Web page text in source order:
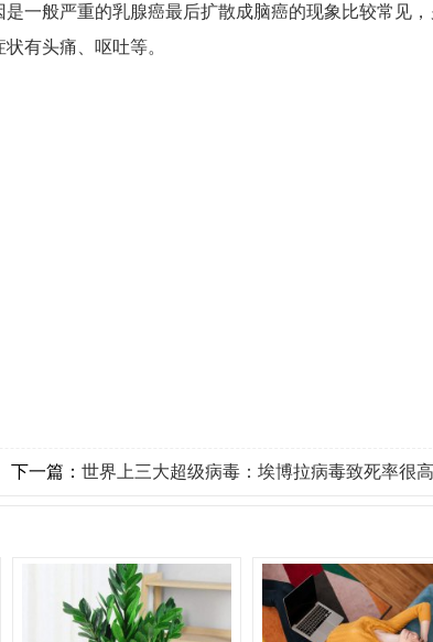
般严重的乳腺癌最后扩散成脑癌的现象比较常见，
有头痛、呕吐等。
下一篇： 世界上三大超级病毒：埃博拉病毒致死率很高